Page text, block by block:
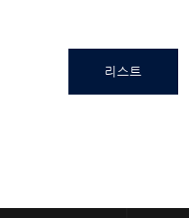
리스트